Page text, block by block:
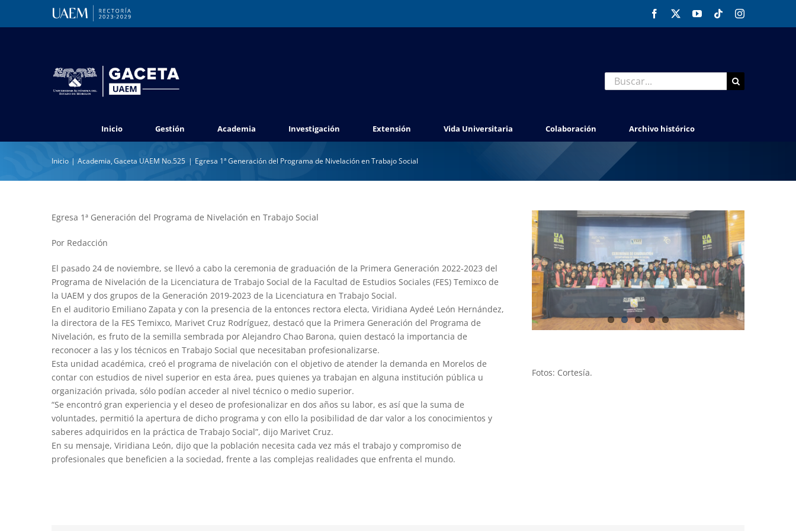
Facebook YouTubeTiktokInstagram
Buscar:
Inicio Gestión Academia Investigación Extensión Vida Universitaria Colaboración Archivo histórico
Inicio Academia Gaceta UAEM No.525 Egresa 1ª Generación del Programa de Nivelación en Trabajo Social
Egresa 1ª Generación del Programa de Nivelación en Trabajo Social
Por Redacción
El pasado 24 de noviembre, se llevó a cabo la ceremonia de graduación de la Primera Generación 2022-2023 del
Programa de Nivelación de la Licenciatura de Trabajo Social de la Facultad de Estudios Sociales (FES) Temixco de
la UAEM y dos grupos de la Generación 2019-2023 de la Licenciatura en Trabajo Social.
En el auditorio Emiliano Zapata y con la presencia de la entonces rectora electa, Viridiana Aydeé León Hernández,
la directora de la FES Temixco, Marivet Cruz Rodríguez, destacó que la Primera Generación del Programa de
Nivelación, es fruto de la semilla sembrada por Alejandro Chao Barona, quien destacó la importancia de
reconocer a las y los técnicos en Trabajo Social que necesitaban profesionalizarse.
Esta unidad académica, creó el programa de nivelación con el objetivo de atender la demanda en Morelos de
contar con estudios de nivel superior en esta área, pues quienes ya trabajan en alguna institución pública u
organización privada, sólo podían acceder al nivel técnico o medio superior.
“Se encontró gran experiencia y el deseo de profesionalizar en dos años su labor, es así que la suma de
voluntades, permitió la apertura de dicho programa y con ello la posibilidad de dar valor a los conocimientos y
saberes adquiridos en la práctica de Trabajo Social”, dijo Marivet Cruz.
En su mensaje, Viridiana León, dijo que la población necesita cada vez más el trabajo y compromiso de
profesionales que beneficien a la sociedad, frente a las complejas realidades que enfrenta el mundo.
Fotos: Cortesía.